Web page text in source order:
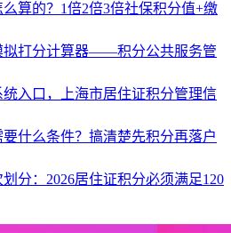
算的？1倍2倍3倍社保积分值+缴
拟打分计算器——积分公共服务管
统入口，上海市居住证积分管理信
要什么条件？搞清楚先积分再落户
划分：2026居住证积分必须满足120